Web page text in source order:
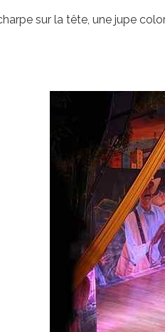
sur la tête, une jupe